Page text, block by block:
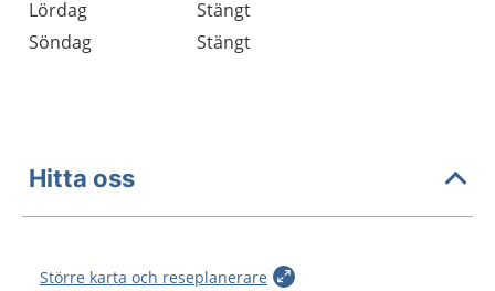
Lördag
Stängt
Söndag
Stängt
Hitta oss
Större karta och reseplanerare